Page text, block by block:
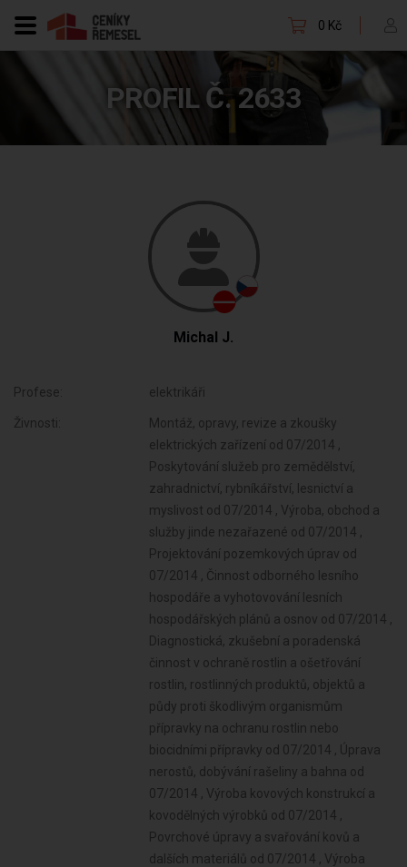
0 Kč
PROFIL Č. 2633
Michal J.
Profese: elektrikáři
Živnosti:
Montáž, opravy, revize a zkoušky
elektrických zařízení od 07/2014 ,
Poskytování služeb pro zemědělství,
zahradnictví, rybníkářství, lesnictví a
myslivost od 07/2014 , Výroba, obchod a
služby jinde nezařazené od 07/2014 ,
Projektování pozemkových úprav od
07/2014 , Činnost odborného lesního
hospodáře a vyhotovování lesních
hospodářských plánů a osnov od 07/2014 ,
Diagnostická, zkušební a poradenská
činnost v ochraně rostlin a ošetřování
rostlin, rostlinných produktů, objektů a
půdy proti škodlivým organismům
přípravky na ochranu rostlin nebo
biocidními přípravky od 07/2014 , Úprava
nerostů, dobývání rašeliny a bahna od
07/2014 , Výroba kovových konstrukcí a
kovodělných výrobků od 07/2014 ,
Povrchové úpravy a svařování kovů a
dalších materiálů od 07/2014 , Výroba